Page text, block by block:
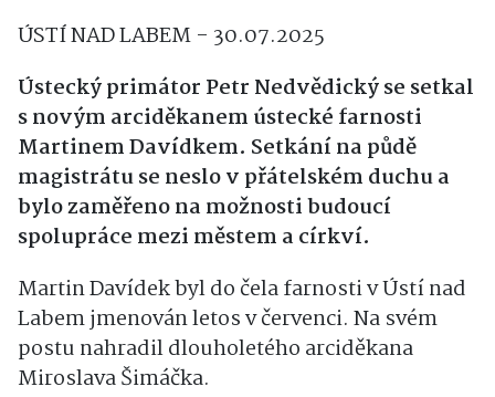
ÚSTÍ NAD LABEM - 30.07.2025
Ústecký primátor Petr Nedvědický se setkal
s novým arciděkanem ústecké farnosti
Martinem Davídkem. Setkání na půdě
magistrátu se neslo v přátelském duchu a
bylo zaměřeno na možnosti budoucí
spolupráce mezi městem a církví.
Martin Davídek byl do čela farnosti v Ústí nad
Labem jmenován letos v červenci. Na svém
postu nahradil dlouholetého arciděkana
Miroslava Šimáčka.